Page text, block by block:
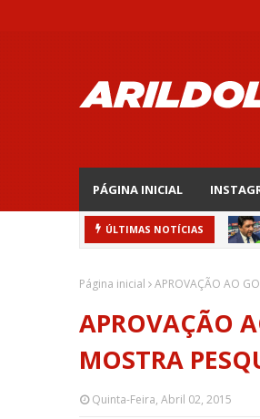
PÁGINA INICIAL
ÚLTIMAS NOTÍCIAS
Página inicial APROVAÇÃO AO
APROVAÇÃO
MOSTRA
Quinta-Feira, Abril 02, 2015